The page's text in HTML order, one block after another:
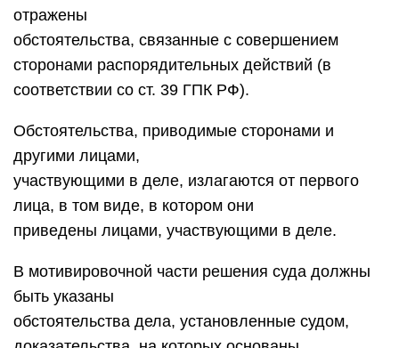
отражены
обстоятельства, связанные с совершением
сторонами распорядительных действий (в
соответствии со ст. 39 ГПК РФ).
Обстоятельства, приводимые сторонами и
другими лицами,
участвующими в деле, излагаются от первого
лица, в том виде, в котором они
приведены лицами, участвующими в деле.
В мотивировочной части решения суда должны
быть указаны
обстоятельства дела, установленные судом,